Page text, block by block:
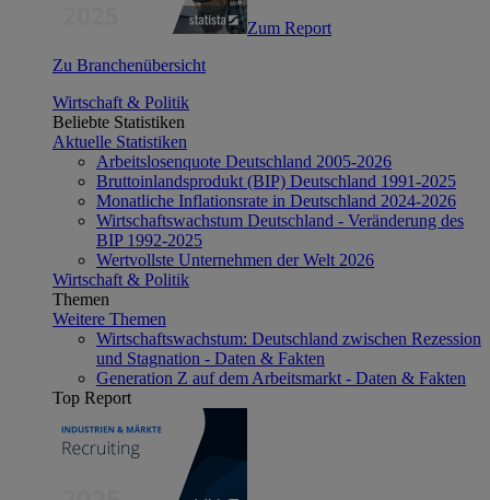
Zum Report
Zu Branchenübersicht
Wirtschaft & Politik
Beliebte Statistiken
Aktuelle Statistiken
Arbeitslosenquote Deutschland 2005-2026
Bruttoinlandsprodukt (BIP) Deutschland 1991-2025
Monatliche Inflationsrate in Deutschland 2024-2026
Wirtschaftswachstum Deutschland - Veränderung des
BIP 1992-2025
Wertvollste Unternehmen der Welt 2026
Wirtschaft & Politik
Themen
Weitere Themen
Wirtschaftswachstum: Deutschland zwischen Rezession
und Stagnation - Daten & Fakten
Generation Z auf dem Arbeitsmarkt - Daten & Fakten
Top Report